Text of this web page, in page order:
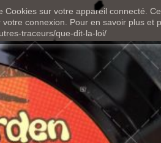
sur votre appareil connecté.
connexion. Pour en savoir plus
traceurs/que-dit-la-loi/